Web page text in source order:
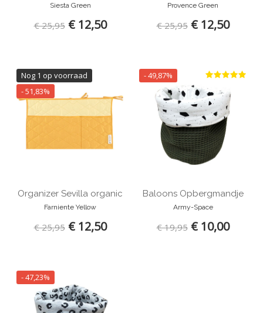
Nog 1 op voorraad
- 51,83%
Organizer Sevilla organic
Farniente Yellow
€ 25,95€ 12,50
Provence Green
€ 25,95€ 12,50
Siesta Green
€ 25,95€ 12,50
- 49,87%
Baloons Opbergmandje
Army-Space
€ 19,95€ 10,00
- 47,23%